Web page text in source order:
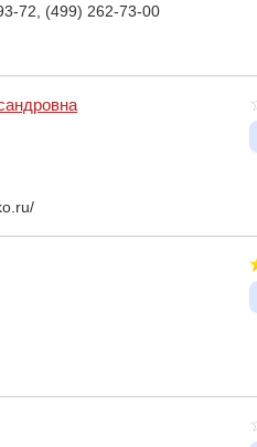
72, (499) 262-73-00